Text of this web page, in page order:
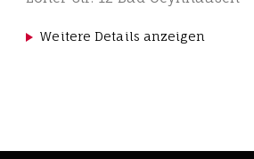
Weitere Details anzeigen